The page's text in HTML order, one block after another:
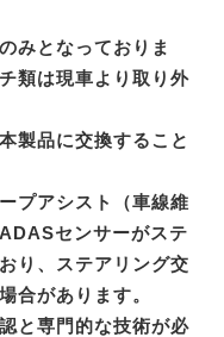
みとなっておりま
類は現車より取り外
製品に交換すること
プアシスト（車線維
センサーがステ
り、ステアリング交
合があります。
と専門的な技術が必